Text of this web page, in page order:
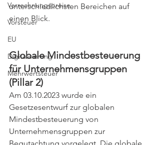
Verrechnungspreise
Vorsteuer
EU
Digitalisierung
Mehrwertsteuer
unterschiedlichsten Bereichen auf
einen Blick.
Globale Mindestbesteuerung
für Unternehmensgruppen
(Pillar 2)
Am 03.10.2023 wurde ein
Gesetzesentwurf zur globalen
Mindestbesteuerung von
Unternehmensgruppen zur